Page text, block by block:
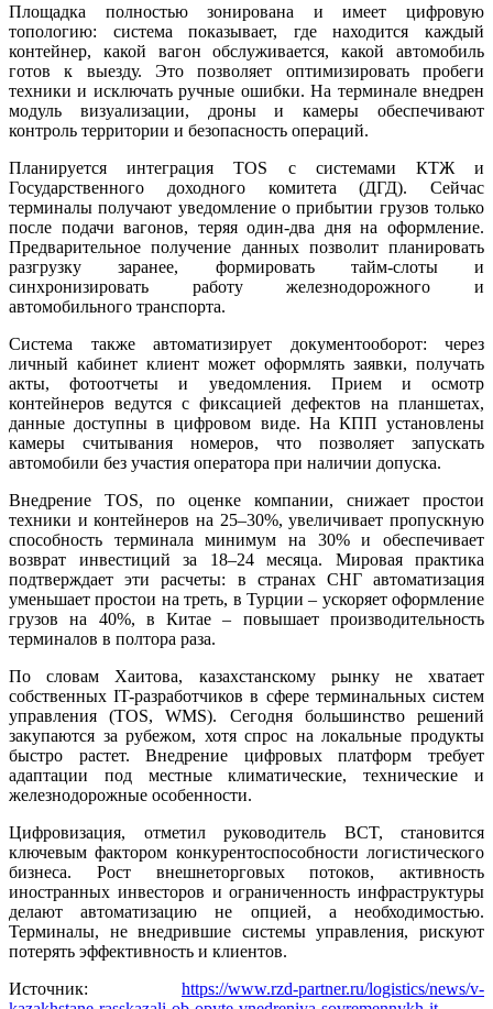
Площадка полностью зонирована и имеет цифровую
топологию: система показывает, где находится каждый
контейнер, какой вагон обслуживается, какой автомобиль
готов к выезду. Это позволяет оптимизировать пробеги
техники и исключать ручные ошибки. На терминале внедрен
модуль визуализации, дроны и камеры обеспечивают
контроль территории и безопасность операций.
Планируется интеграция TOS с системами КТЖ и
Государственного доходного комитета (ДГД). Сейчас
терминалы получают уведомление о прибытии грузов только
после подачи вагонов, теряя один-два дня на оформление.
Предварительное получение данных позволит планировать
разгрузку заранее, формировать тайм-слоты и
синхронизировать работу железнодорожного и
автомобильного транспорта.
Система также автоматизирует документооборот: через
личный кабинет клиент может оформлять заявки, получать
акты, фотоотчеты и уведомления. Прием и осмотр
контейнеров ведутся с фиксацией дефектов на планшетах,
данные доступны в цифровом виде. На КПП установлены
камеры считывания номеров, что позволяет запускать
автомобили без участия оператора при наличии допуска.
Внедрение TOS, по оценке компании, снижает простои
техники и контейнеров на 25–30%, увеличивает пропускную
способность терминала минимум на 30% и обеспечивает
возврат инвестиций за 18–24 месяца. Мировая практика
подтверждает эти расчеты: в странах СНГ автоматизация
уменьшает простои на треть, в Турции – ускоряет оформление
грузов на 40%, в Китае – повышает производительность
терминалов в полтора раза.
По словам Хаитова, казахстанскому рынку не хватает
собственных IT-разработчиков в сфере терминальных систем
управления (TOS, WMS). Сегодня большинство решений
закупаются за рубежом, хотя спрос на локальные продукты
быстро растет. Внедрение цифровых платформ требует
адаптации под местные климатические, технические и
железнодорожные особенности.
Цифровизация, отметил руководитель BCT, становится
ключевым фактором конкурентоспособности логистического
бизнеса. Рост внешнеторговых потоков, активность
иностранных инвесторов и ограниченность инфраструктуры
делают автоматизацию не опцией, а необходимостью.
Терминалы, не внедрившие системы управления, рискуют
потерять эффективность и клиентов.
Источник: https://www.rzd-partner.ru/logistics/news/v-